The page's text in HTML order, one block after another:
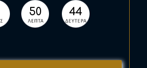
50 44